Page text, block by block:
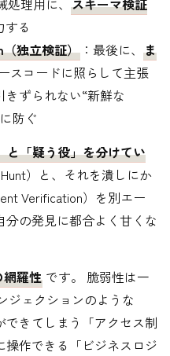
処理用に、 スキーマ検証
する
独立検証） ：最後に、 ま
スコードに照らして主張
ずられない“新鮮な
防ぐ
と「疑う役」を分けてい
）と、それを潰しにか
Verification）を別エー
の発見に都合よく甘くな
羅性 です。 脆弱性は一
ジェクションのような
できてしまう「アクセス制
作できる「ビジネスロジ